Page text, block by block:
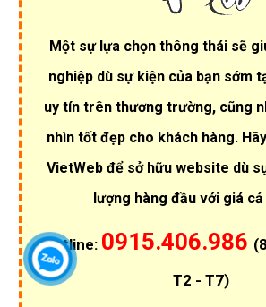
Một sự lựa chọn thông thái sẽ
nghiệp dù sự kiện của bạn sớm
uy tín trên thương trường, cũng
nhìn tốt đẹp cho khách hàng.
VietWeb để sở hữu website dù
lượng hàng đầu với giá cả
Hotline: 0915.406.986
T2 - T7)